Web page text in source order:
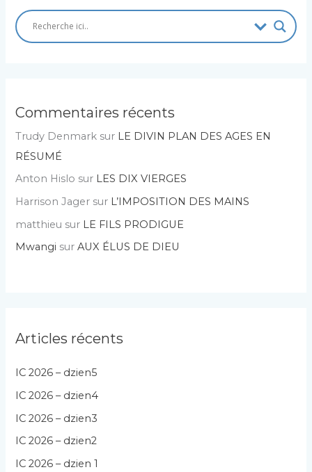
Commentaires récents
Trudy Denmark sur LE DIVIN PLAN DES AGES EN
RÉSUMÉ
Anton Hislo sur LES DIX VIERGES
Harrison Jager sur L’IMPOSITION DES MAINS
matthieu sur LE FILS PRODIGUE
Mwangi surAUX ÉLUS DE DIEU
Articles récents
IC 2026 – dzien5
IC 2026 – dzien4
IC 2026 – dzien3
IC 2026 – dzien2
IC 2026 – dzien 1